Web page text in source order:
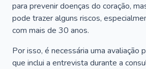
para prevenir doenças do coração,
pode trazer alguns riscos,
com mais de 30 anos.
Por isso, é necessária uma avaliação
que inclui a entrevista durante a